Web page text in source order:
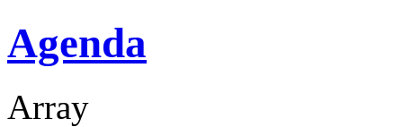
Agenda
Array